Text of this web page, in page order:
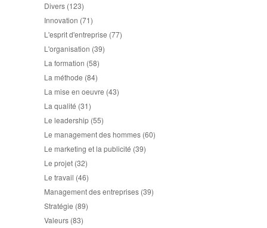
Divers (123)
Innovation (71)
L'esprit d'entreprise (77)
L'organisation (39)
La formation (58)
La méthode (84)
La mise en oeuvre (43)
La qualité (31)
Le leadership (55)
Le management des hommes (60)
Le marketing et la publicité (39)
Le projet (32)
Le travail (46)
Management des entreprises (39)
Stratégie (89)
Valeurs (83)